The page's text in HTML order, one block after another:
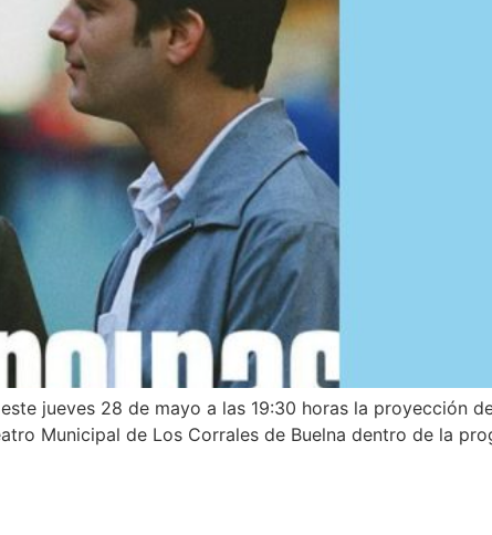
jueves 28 de mayo a las 19:30 horas la proyección
Municipal de Los Corrales de Buelna dentro de la